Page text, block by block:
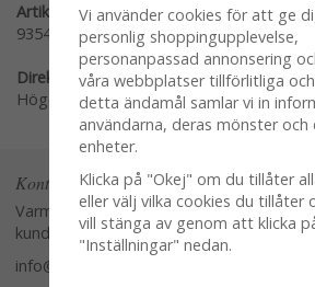
Artikelnummer:
9354
Direktlänk:
Högerklicka och kopiera adressen
Kontakta oss
Varmt välkommen att kontakta vår
kundtjänst.
info@glasverandan.se
Vi använder cookies för att ge
personlig shoppingupplevelse,
personanpassad annonsering
våra webbplatser tillförlitliga
detta ändamål samlar vi in
användarna, deras mönster och
enheter.
Klicka på "Okej" om du tillåter
eller välj vilka cookies du tillåter
vill stänga av genom att klicka
"Inställningar" nedan.